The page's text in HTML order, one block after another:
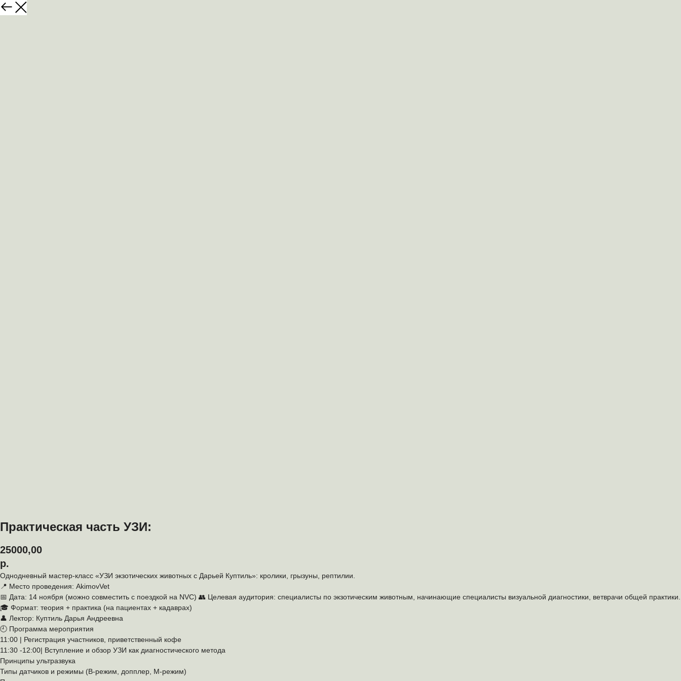
Практическая часть УЗИ:
25000,00
р.
Однодневный мастер-класс «УЗИ экзотических животных с Дарьей Куптиль»: кролики, грызуны, рептилии.
📍 Место проведения: AkimovVet
📅 Дата: 14 ноября (можно совместить с поездкой на NVC) 👥 Целевая аудитория: специалисты по экзотическим животным, начинающие специалисты визуальной диагностики, ветврачи общей практики.
🎓 Формат: теория + практика (на пациентах + кадаврах)
👤 Лектор: Куптиль Дарья Андреевна
🕘 Программа мероприятия
11:00 | Регистрация участников, приветственный кофе
11:30 -12:00| Вступление и обзор УЗИ как диагностического метода
Принципы ультразвука
Типы датчиков и режимы (B-режим, допплер, M-режим)